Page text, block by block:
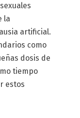
la
artificial.
como
dosis de
tiempo
estos